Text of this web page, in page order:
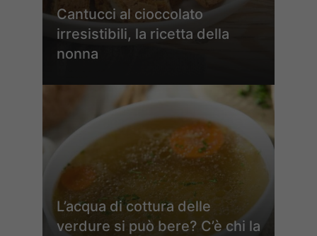
Cantucci al cioccolato
irresistibili, la ricetta della
nonna
L’acqua di cottura delle
verdure si può bere? C’è chi la